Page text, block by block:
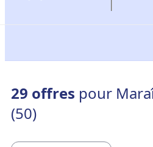
29 offres pour
(50)